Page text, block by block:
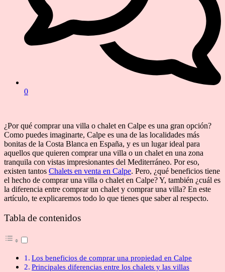
0
¿Por qué comprar una villa o chalet en Calpe es una gran opción?
Como puedes imaginarte, Calpe es una de las localidades más
bonitas de la Costa Blanca en España, y es un lugar ideal para
aquellos que quieren comprar una villa o un chalet en una zona
tranquila con vistas impresionantes del Mediterráneo. Por eso,
existen tantos Chalets en venta en Calpe. Pero, ¿qué beneficios tiene
el hecho de comprar una villa o chalet en Calpe? Y, también ¿cuál es
la diferencia entre comprar un chalet y comprar una villa? En este
artículo, te explicaremos todo lo que tienes que saber al respecto.
Tabla de contenidos
Los beneficios de comprar una propiedad en Calpe
Principales diferencias entre los chalets y las villas